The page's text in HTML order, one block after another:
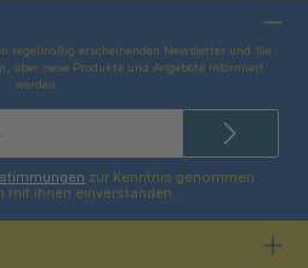
regelmäßig erscheinenden Newsletter und Sie
über neue Produkte und Angebote informiert
werden.
zur Kenntnis genommen
mit ihnen einverstanden.